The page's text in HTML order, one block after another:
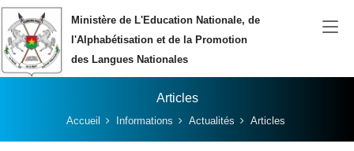
Aller au contenu principalMinistère de L'Education Nationale, de
l'Alphabétisation et de la Promotion
des Langues Nationales
Articles
Vous êtes ici:Accueil Informations Actualités Articles